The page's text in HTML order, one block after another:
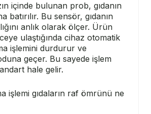
içinde bulunan prob, gıdanın
batırılır. Bu sensör, gıdanın
anlık olarak ölçer. Ürün
ulaştığında cihaz otomatik
işlemini durdurur ve
geçer. Bu sayede işlem
hale gelir.
işlemi gıdaların raf ömrünü ne